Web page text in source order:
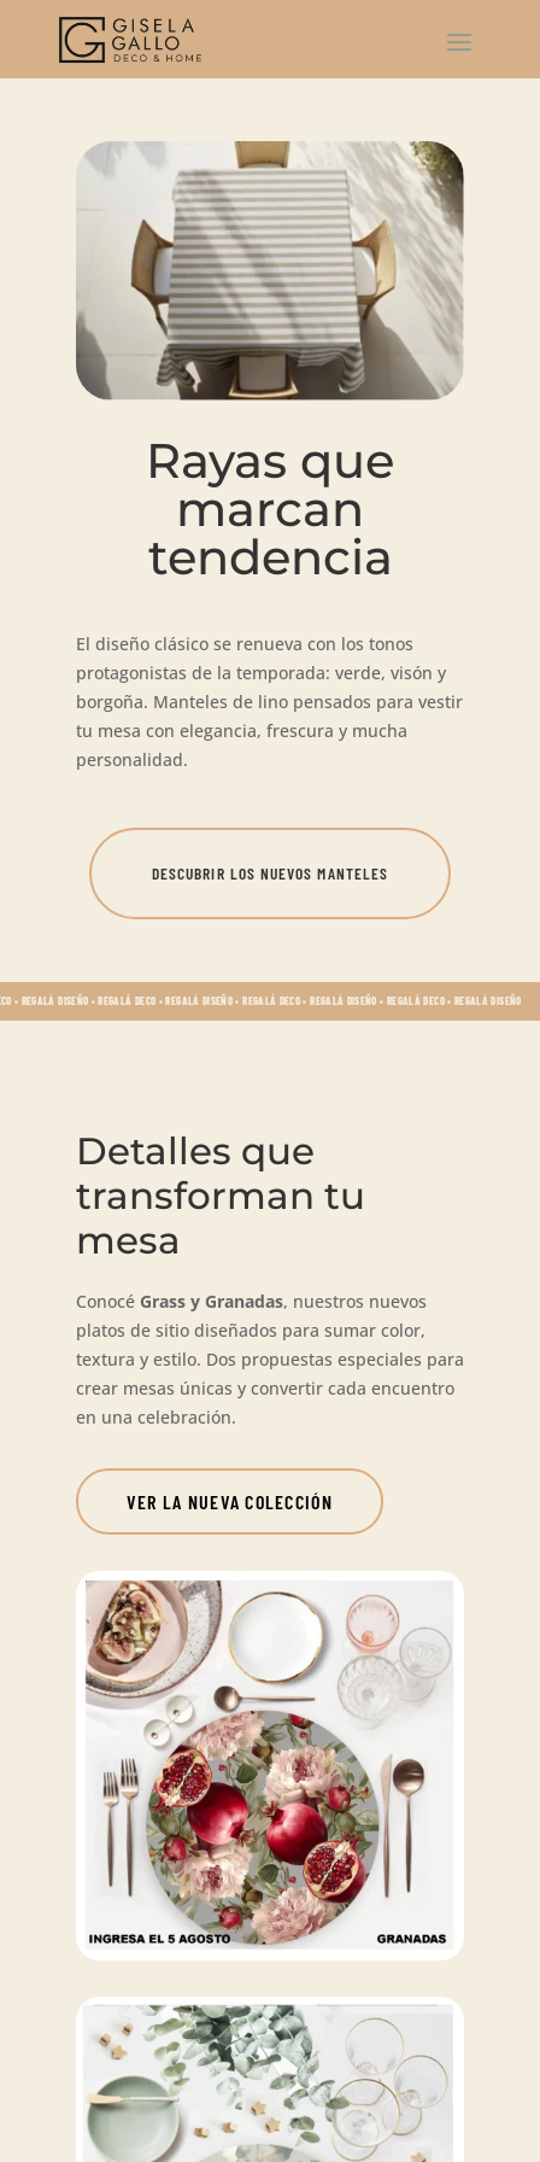
Rayas que
marcan
tendencia
El diseño clásico se renueva con los tonos
protagonistas de la temporada: verde, visón y
borgoña. Manteles de lino pensados para vestir
tu mesa con elegancia, frescura y mucha
personalidad.
DESCUBRIR LOS NUEVOS MANTELES
• REGALÁ DISEÑO • REGALÁ DECO • REGALÁ DISEÑO • REGALÁ DECO • REGALÁ DISEÑO • REGALÁ DECO • REGALÁ DISEÑO
Detalles que
transforman tu
mesa
Conocé Grass y Granadas, nuestros nuevos
platos de sitio diseñados para sumar color,
textura y estilo. Dos propuestas especiales para
crear mesas únicas y convertir cada encuentro
en una celebración.
VER LA NUEVA COLECCIÓN